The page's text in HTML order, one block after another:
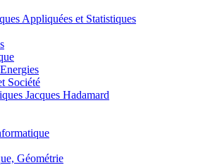
Appliquées et Statistiques
Société
Jacques Hadamard
Géométrie